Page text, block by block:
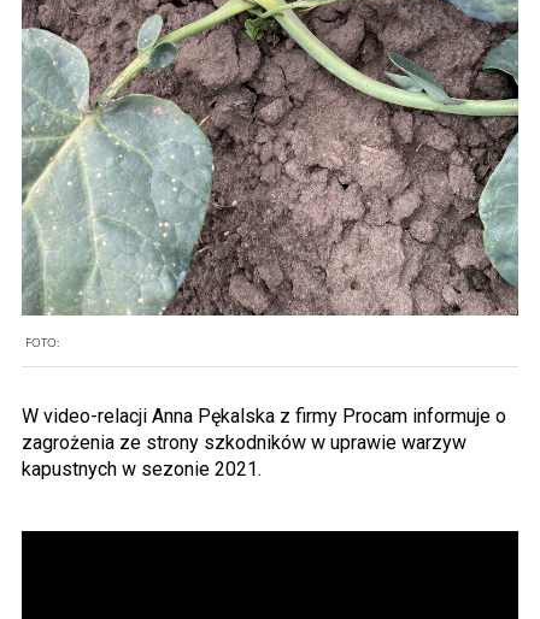
FOTO:
W video-relacji Anna Pękalska z firmy Procam informuje o
zagrożenia ze strony szkodników w uprawie warzyw
kapustnych w sezonie 2021.